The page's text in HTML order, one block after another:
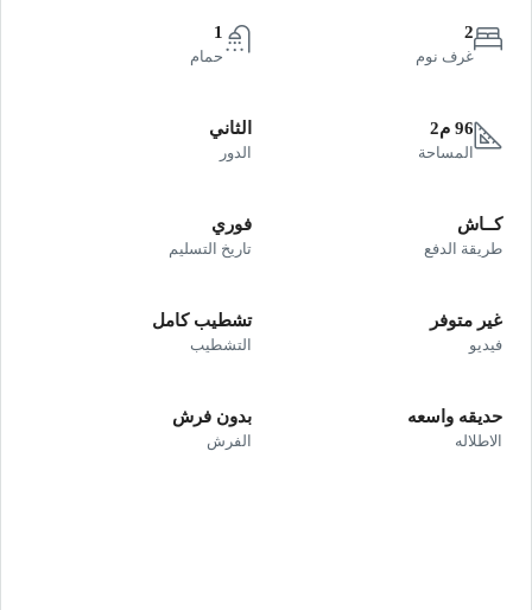
2
غرف نوم
1
حمام
96 م2
المساحة
الثاني
الدور
كــاش
طريقة الدفع
فوري
تاريخ التسليم
غير متوفر
فيديو
تشطيب كامل
التشطيب
حديقه واسعه
الاطلاله
بدون فرش
الفرش